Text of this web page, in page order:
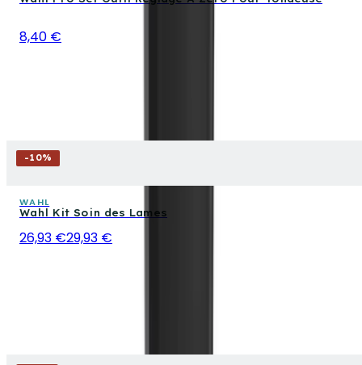
8,40 €
-10%
WAHL
Wahl Kit Soin des Lames
26,93 €29,93 €